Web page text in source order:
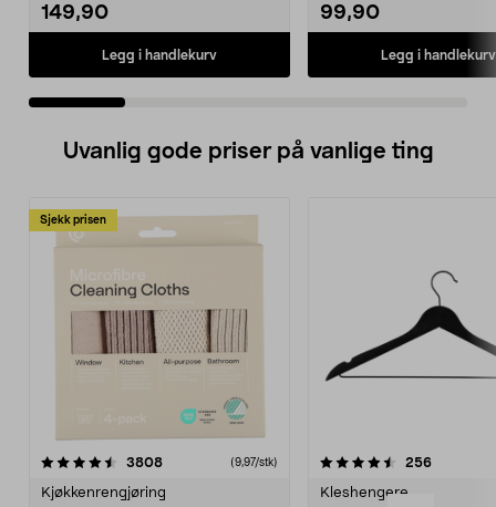
149,90
Legg i handlekurv
99,90
Legg i handlekurv
Uvanlig gode priser på vanlige ting
Sjekk prisen
3808anmeldelser(9,97/stk)
Kjøkkenrengjøring
4.5av 5 stjerner 256
Kleshengere
4.5av 5 stjerner